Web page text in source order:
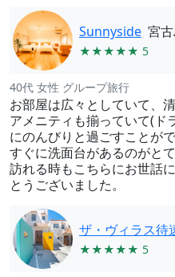
Sunnyside 宮
★★★★★ 5
40代 女性 グループ旅行
お部屋は広々としていて、
アメニティも揃っていて(ド
にのんびりと過ごすことが
すぐに洗面台があるのがと
訪れる時もこちらにお世話
とうございました。
ザ・ヴィラス待
★★★★★ 5